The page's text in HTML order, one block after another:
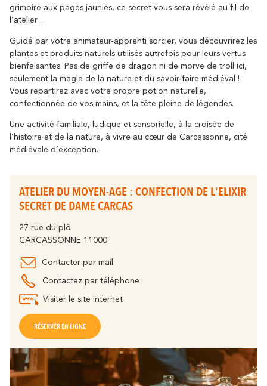
Le Canal du Midi
Là où la nature résonne
Autour de Carcassonne
Les vignobles
Ville Rugby
St Jacques de Compostelle
En amoureux En famille
FAQ Nos Bureaux
grimoire aux pages jaunies, ce secret vous sera révélé au fil de
l’atelier…
Guidé par votre animateur-apprenti sorcier, vous découvrirez les
plantes et produits naturels utilisés autrefois pour leurs vertus
bienfaisantes. Pas de griffe de dragon ni de morve de troll ici,
seulement la magie de la nature et du savoir-faire médiéval !
Vous repartirez avec votre propre potion naturelle,
confectionnée de vos mains, et la tête pleine de légendes.
Une activité familiale, ludique et sensorielle, à la croisée de
l’histoire et de la nature, à vivre au cœur de Carcassonne, cité
médiévale d’exception.
ATELIER DU MOYEN-AGE : CONFECTION DE L'ELIXIR
SECRET DE DAME CARCAS
27 rue du plô
CARCASSONNE 11000
Contacter par mail
Contactez par téléphone
Visiter le site internet
RÉSERVER EN LIGNE